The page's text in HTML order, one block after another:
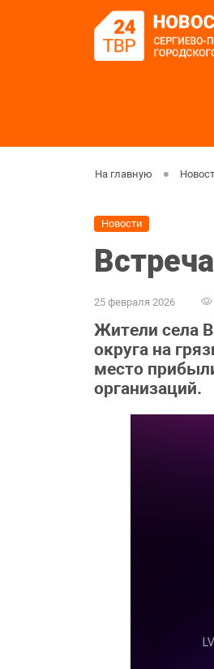
На главную
Новости
25 февраля 2026
Жители села
округа на
место
организаций.